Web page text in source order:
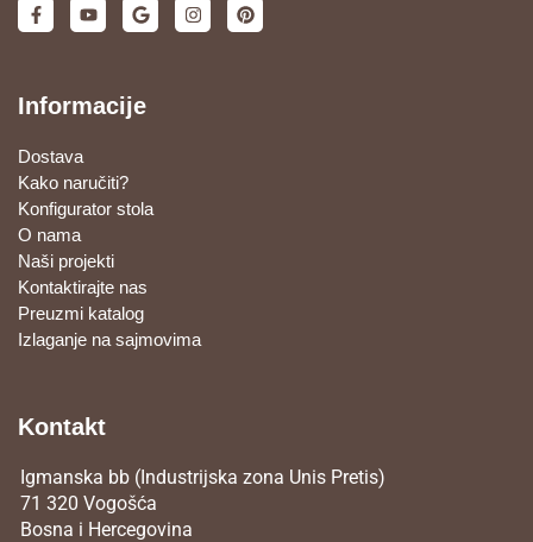
Informacije
Dostava
Kako naručiti?
Konfigurator stola
O nama
Naši projekti
Kontaktirajte nas
Preuzmi katalog
Izlaganje na sajmovima
Kontakt
Igmanska bb (Industrijska zona Unis Pretis)
71 320 Vogošća
Bosna i Hercegovina